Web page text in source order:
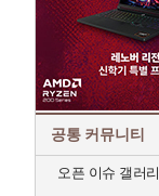
공통 커뮤니티
오픈 이슈 갤러리